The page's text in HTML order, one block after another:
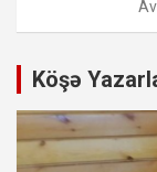
Köşə